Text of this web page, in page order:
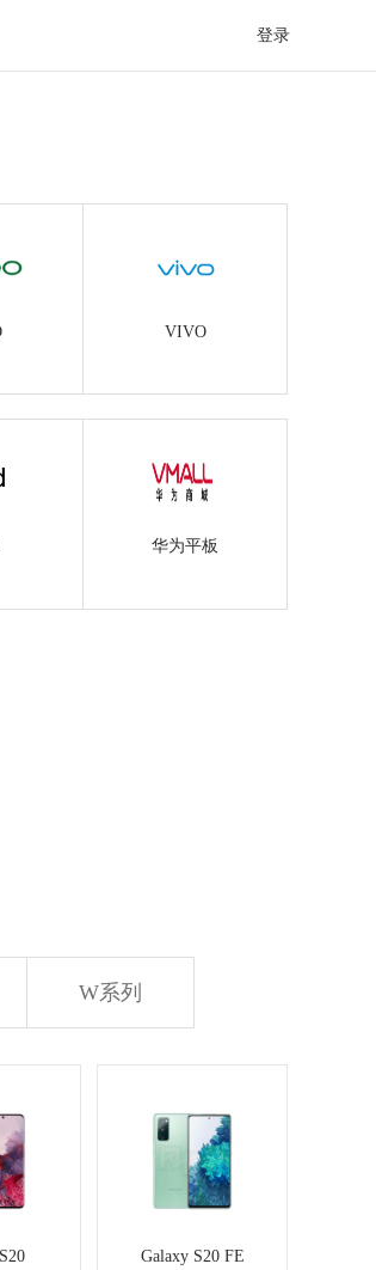
登录
VIVO
华为平板
W系列
Galaxy S20 FE